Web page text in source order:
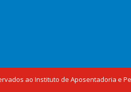
ao Instituto de Aposentadoria e